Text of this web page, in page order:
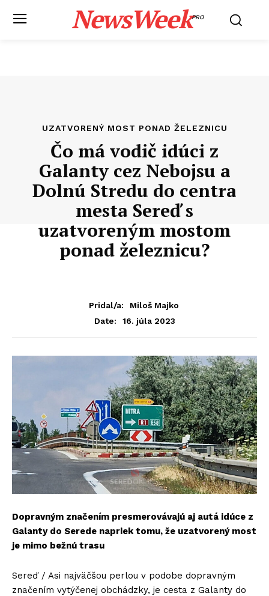
NewsWeekPRO
UZATVORENÝ MOST PONAD ŽELEZNICU
Čo má vodič idúci z
Galanty cez Nebojsu a
Dolnú Stredu do centra
mesta Sereď s
uzatvoreným mostom
ponad železnicu?
Pridal/a:
Miloš Majko
Date:
16. júla 2023
Dopravným značením presmerovávajú aj autá idúce z
Galanty do Serede napriek tomu, že uzatvorený most
je mimo bežnú trasu
Sereď / Asi najväčšou perlou v podobe dopravným
značením vytýčenej obchádzky, je cesta z Galanty do